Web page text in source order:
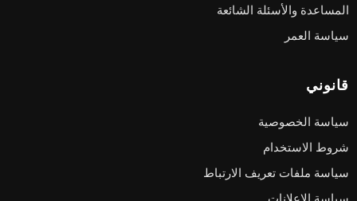
المساعدة والأسئلة الشائعة
سياسة العمر
قانوني
سياسة الخصوصية
شروط الاستخدام
سياسة ملفات تعريف الارتباط